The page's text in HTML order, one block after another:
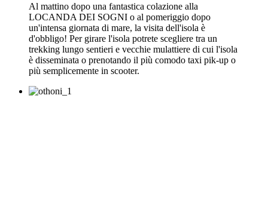
Al mattino dopo una fantastica colazione alla
LOCANDA DEI SOGNI o al pomeriggio dopo
un'intensa giornata di mare, la visita dell'isola è
d'obbligo! Per girare l'isola potrete scegliere tra un
trekking lungo sentieri e vecchie mulattiere di cui l'isola
è disseminata o prenotando il più comodo taxi pik-up o
più semplicemente in scooter.